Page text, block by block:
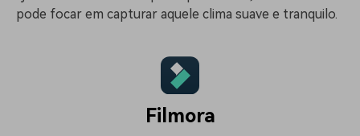
pode focar em capturar aquele clima suave e tranquilo.
Filmora